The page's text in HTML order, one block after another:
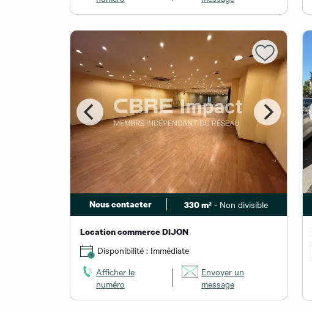
Nous contacter 330 m²- Non divisible
Location commerce DIJON
Disponibilité : Immédiate
Afficher le
numéro
Envoyer un
message